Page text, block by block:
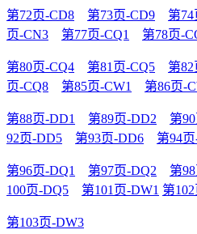
第72页-CD8 第73页-CD9 第74
页-CN3
第77页-CQ1 第78页-
第80页-CQ4 第81页-CQ5 第
页-CQ8
第85页-CW1 第86页-
第88页-DD1 第89页-DD2 第
92页-DD5
第93页-DD6 第94
第96页-DQ1 第97页-DQ2 第
100页-DQ5
第101页-DW1 第
第103页-DW3